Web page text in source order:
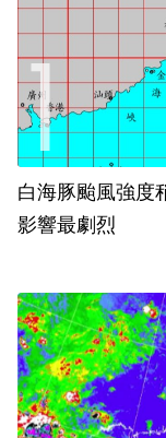
白海豚颱風強度
影響最劇烈